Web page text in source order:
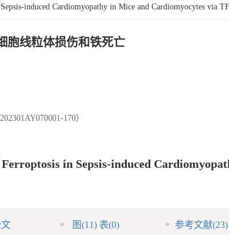
induced Cardiomyopathy in Mice and Cardiomyocytes via
胞线粒体损伤和铁死亡
170）
in Sepsis-induced
图(11) 表(0) 参考文献(23)